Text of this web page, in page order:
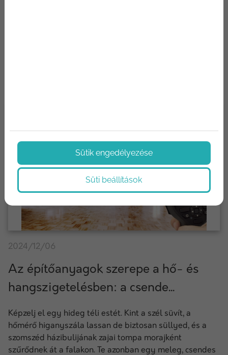
2024/12/06
Az építőanyagok szerepe a hő- és
hangszigetelésben: a csende...
Képzelj el egy hideg téli estét. Kint a szél süvít, a
hőmérő higanyszála lassan de biztosan süllyed, és a
szomszéd házibulijának zajai tompa morajként
szűrődnek át a falakon. Te azonban egy meleg, csendes
Sütik engedélyezése
Süti beállítások